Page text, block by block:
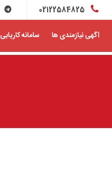
02122584825
آگهی نیازمندی ها سامانه کاریابی